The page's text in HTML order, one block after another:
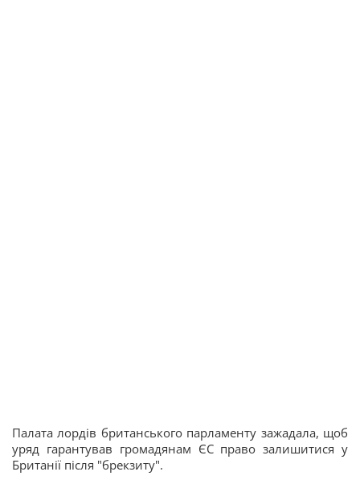
Палата лордів британського парламенту зажадала, щоб
уряд гарантував громадянам ЄС право залишитися у
Британії після "брекзиту".